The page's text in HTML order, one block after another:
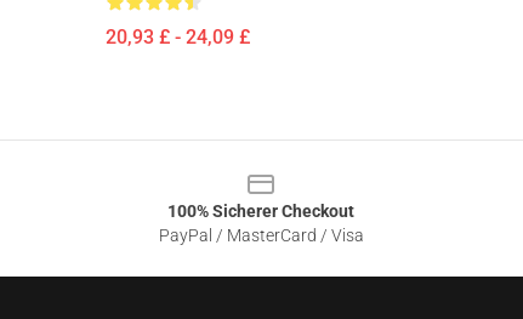
20,93 £ - 24,09 £
100% Sicherer Checkout
PayPal / MasterCard / Visa